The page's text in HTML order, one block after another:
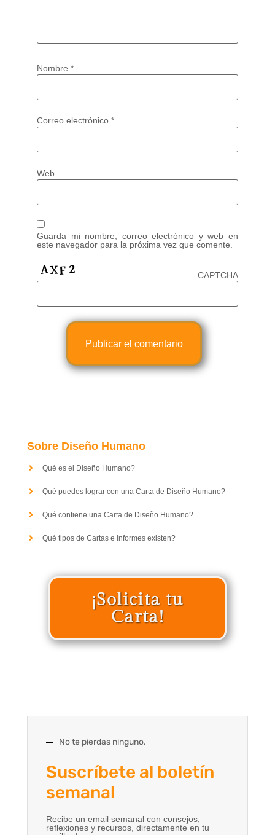
Nombre *
Correo electrónico *
Web
Guarda mi nombre, correo electrónico y web en
este navegador para la próxima vez que comente.
CAPTCHA
Sobre Diseño Humano
Qué es el Diseño Humano?
Qué puedes lograr con una Carta de Diseño Humano?
Qué contiene una Carta de Diseño Humano?
Qué tipos de Cartas e Informes existen?
¡Solicita tu
Carta!
No te pierdas ninguno.
Suscríbete al boletín
semanal
Recibe un email semanal con consejos,
reflexiones y recursos, directamente en tu